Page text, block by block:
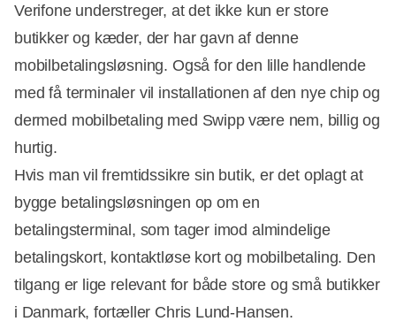
Verifone understreger, at det ikke kun er store
butikker og kæder, der har gavn af denne
mobilbetalingsløsning. Også for den lille handlende
med få terminaler vil installationen af den nye chip og
dermed mobilbetaling med Swipp være nem, billig og
hurtig.
Hvis man vil fremtidssikre sin butik, er det oplagt at
bygge betalingsløsningen op om en
betalingsterminal, som tager imod almindelige
betalingskort, kontaktløse kort og mobilbetaling. Den
tilgang er lige relevant for både store og små butikker
i Danmark, fortæller Chris Lund-Hansen.